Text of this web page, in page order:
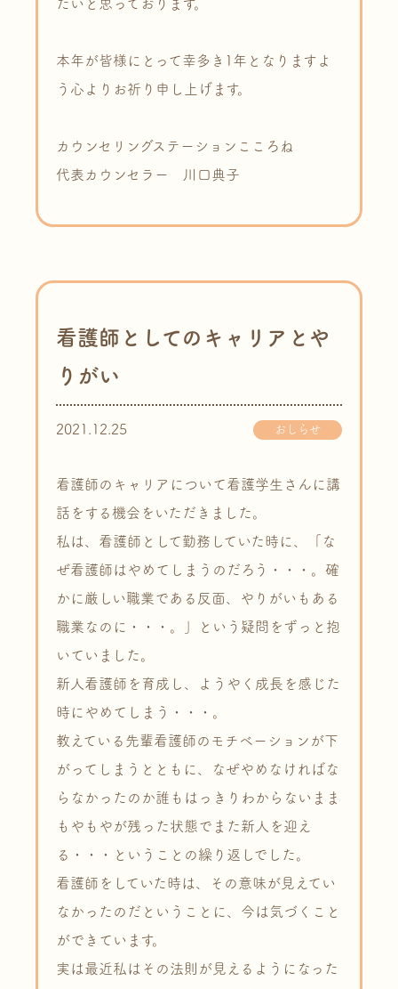
たいと思っております。
本年が皆様にとって幸多き1年となりますよ
う心よりお祈り申し上げます。
カウンセリングステーションこころね
代表カウンセラー 川口典子
看護師としてのキャリアとや
りがい
2021.12.25 おしらせ
看護師のキャリアについて看護学生さんに講
話をする機会をいただきました。
私は、看護師として勤務していた時に、「な
ぜ看護師はやめてしまうのだろう・・・。確
かに厳しい職業である反面、やりがいもある
職業なのに・・・。」という疑問をずっと抱
いていました。
新人看護師を育成し、ようやく成長を感じた
時にやめてしまう・・・。
教えている先輩看護師のモチベーションが下
がってしまうとともに、なぜやめなければな
らなかったのか誰もはっきりわからないまま
もやもやが残った状態でまた新人を迎え
る・・・ということの繰り返しでした。
看護師をしていた時は、その意味が見えてい
なかったのだということに、今は気づくこと
ができています。
実は最近私はその法則が見えるようになった